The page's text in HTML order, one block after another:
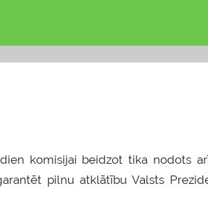
komisijai beidzot tika nodots
pilnu atklātību Valsts